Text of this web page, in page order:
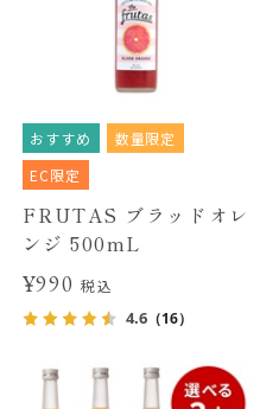
おすすめ
数量限定
EC限定
FRUTAS ブラッドオレ
ンジ 500mL
¥990税込
4.6（16）